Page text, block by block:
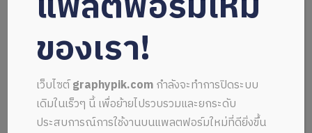
ของเรา!
เว็บไซต์graphypik.comกำลังจะทำการปิดระบบ
เดิมในเร็วๆ นี้ เพื่อย้ายไปรวบรวมและยกระดับ
ประสบการณ์การใช้งานบนแพลตฟอร์มใหม่ที่ดียิ่งขึ้น